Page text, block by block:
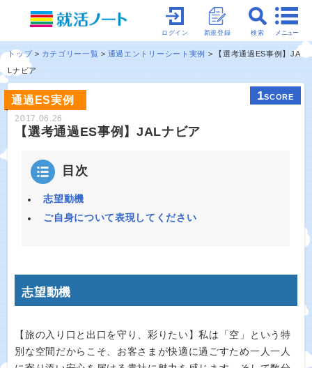
メニュー
検索
新規登録
ログイン
トップ カテゴリー一覧 通過エントリーシート実例
【選考通過ES事例】JA
Lナビア
通過ES実例 1SCORE
2017.06.26
【選考通過ES事例】JALナビア
目次
志望動機
ご自身について表現してください
志望動機
【旅の入り口と出口を守り、彩りたい】私は「空」という特
別な空間だからこそ、お客さまが快適に過ごすため一人一人